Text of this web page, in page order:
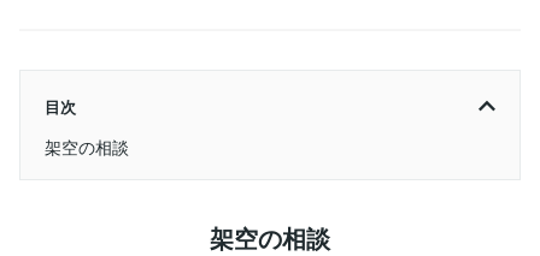
目次
架空の相談
架空の相談